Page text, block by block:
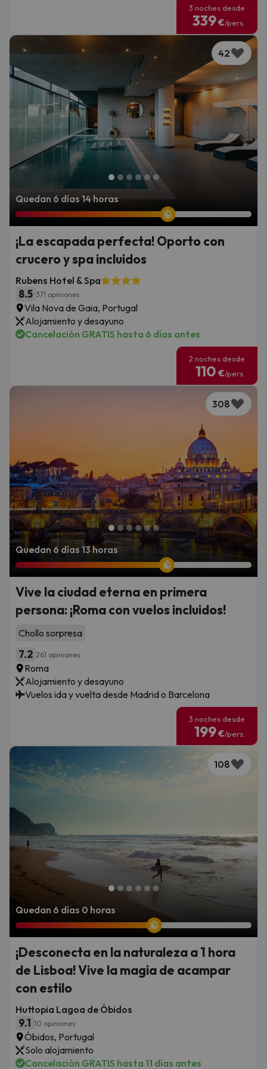
3 noches desde
339€/pers.
Quedan 6 días 14 horas
42
¡La escapada perfecta! Oporto con
crucero y spa incluidos
Rubens Hotel & Spa
8.5 371 opiniones
Vila Nova de Gaia, Portugal
Alojamiento y desayuno
Cancelación GRATIS hasta 6 días antes
2 noches desde
110 €/pers.
Quedan 6 días 13 horas
308
Vive la ciudad eterna en primera
persona: ¡Roma con vuelos incluidos!
Chollo sorpresa
7.2 261 opiniones
Roma
Alojamiento y desayuno
Vuelos ida y vuelta desde Madrid o Barcelona
3 noches desde
199€/pers.
Quedan 6 días 0 horas
108
¡Desconecta en la naturaleza a 1 hora
de Lisboa! Vive la magia de acampar
con estilo
Huttopia Lagoa de Óbidos
9.1 10 opiniones
Óbidos, Portugal
Solo alojamiento
Cancelación GRATIS hasta 11 días antes